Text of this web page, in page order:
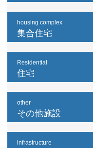
housing complex
集合住宅
Residential
住宅
other
その他施設
infrastructure